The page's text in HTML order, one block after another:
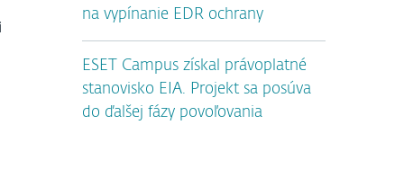
na vypínanie EDR ochrany
ESET Campus získal právoplatné
stanovisko EIA. Projekt sa posúva
do ďalšej fázy povoľovania